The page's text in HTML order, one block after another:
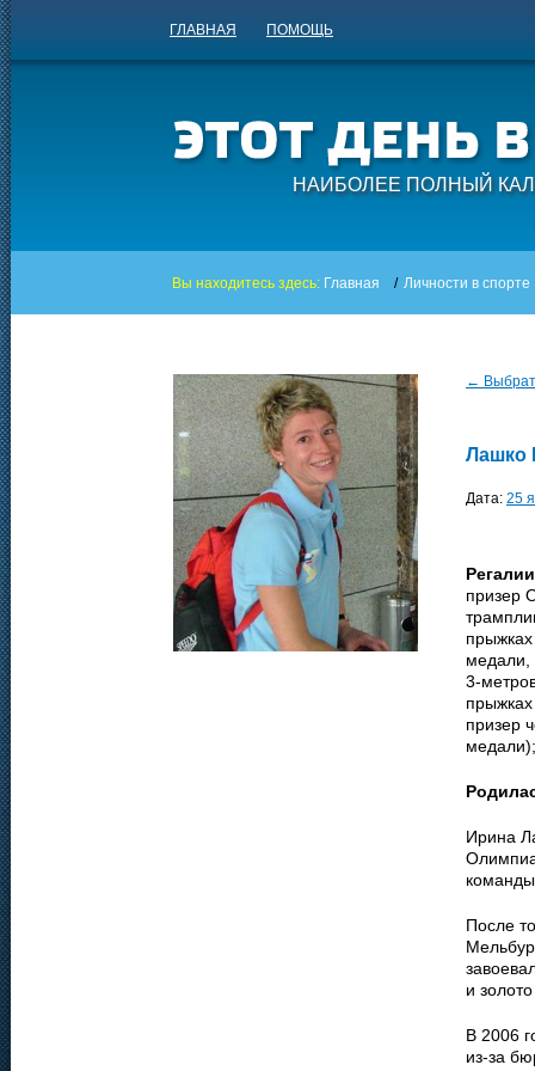
ГЛАВНАЯ ПОМОЩЬ
НАИБОЛЕЕ ПОЛНЫЙ
Вы находитесь здесь: Главная / Личности в спорте
←
Лашко
Дата: 25
призер
медали,
3-
призер
Ирина
После
и
В 2006
из-за